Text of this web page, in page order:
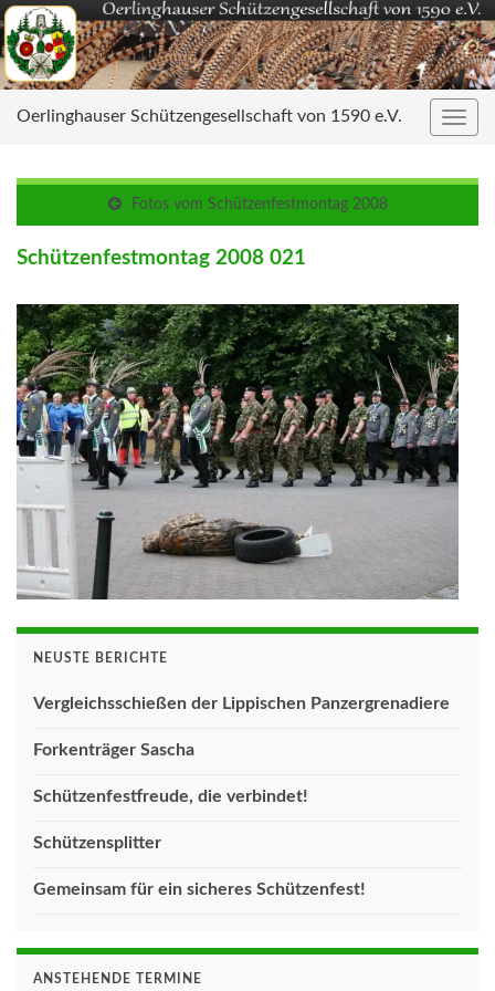
Oerlinghauser Schützengesellschaft von 1590 e.V.
Fotos vom Schützenfestmontag 2008
Schützenfestmontag 2008 021
NEUSTE BERICHTE
Vergleichsschießen der Lippischen Panzergrenadiere
Forkenträger Sascha
Schützenfestfreude, die verbindet!
Schützensplitter
Gemeinsam für ein sicheres Schützenfest!
ANSTEHENDE TERMINE